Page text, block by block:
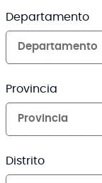
Departamento
Departamento
Provincia
Provincia
Distrito